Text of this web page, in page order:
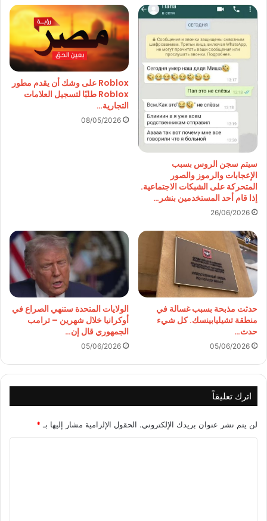
سيتم سجن الروس بسبب
الإعجابات والرموز والصور
المتحركة على الشبكات الاجتماعية.
إذا قام أحد المستخدمين بنشر…
26/06/2026
Roblox على وشك أن يقدم مطور
Roblox طلبًا لتسجيل العلامات
التجارية…
08/05/2026
حدثت مذبحة بسبب غسالة في
منطقة تشيليابينسك. كل شيء
حدث…
05/06/2026
الولايات المتحدة ستنهي الصراع في
أوكرانيا خلال شهرين – ترامب
الجمهوري قال إن…
05/06/2026
اترك تعليقاً
لن يتم نشر عنوان بريدك الإلكتروني. الحقول الإلزامية مشار إليها بـ*